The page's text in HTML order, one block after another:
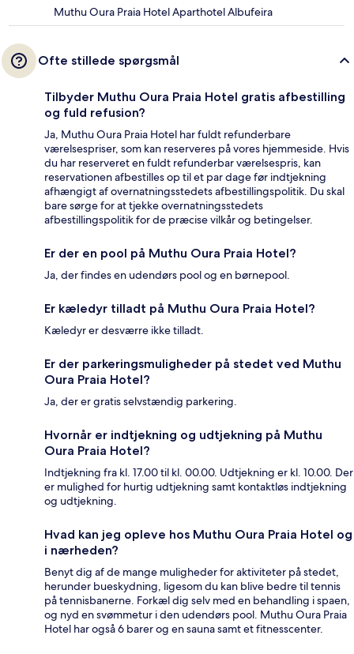
Muthu Oura Praia Hotel Aparthotel Albufeira
Ofte stillede spørgsmål
Tilbyder Muthu Oura Praia Hotel gratis afbestilling
og fuld refusion?
Ja, Muthu Oura Praia Hotel har fuldt refunderbare
værelsespriser, som kan reserveres på vores hjemmeside. Hvis
du har reserveret en fuldt refunderbar værelsespris, kan
reservationen afbestilles op til et par dage før indtjekning
afhængigt af overnatningsstedets afbestillingspolitik. Du skal
bare sørge for at tjekke overnatningsstedets
afbestillingspolitik for de præcise vilkår og betingelser.
Er der en pool på Muthu Oura Praia Hotel?
Ja, der findes en udendørs pool og en børnepool.
Er kæledyr tilladt på Muthu Oura Praia Hotel?
Kæledyr er desværre ikke tilladt.
Er der parkeringsmuligheder på stedet ved Muthu
Oura Praia Hotel?
Ja, der er gratis selvstændig parkering.
Hvornår er indtjekning og udtjekning på Muthu
Oura Praia Hotel?
Indtjekning fra kl. 17.00 til kl. 00.00. Udtjekning er kl. 10.00. Der
er mulighed for hurtig udtjekning samt kontaktløs indtjekning
og udtjekning.
Hvad kan jeg opleve hos Muthu Oura Praia Hotel og
i nærheden?
Benyt dig af de mange muligheder for aktiviteter på stedet,
herunder bueskydning, ligesom du kan blive bedre til tennis
på tennisbanerne. Forkæl dig selv med en behandling i spaen,
og nyd en svømmetur i den udendørs pool. Muthu Oura Praia
Hotel har også 6 barer og en sauna samt et fitnesscenter.